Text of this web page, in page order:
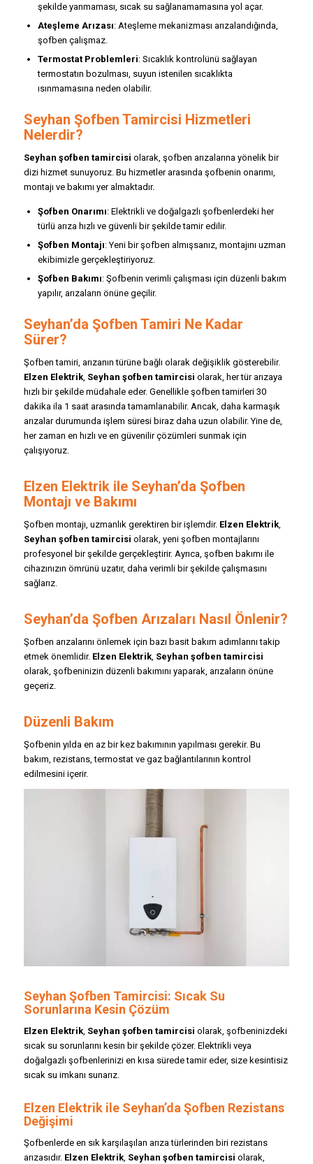
şekilde yanmaması, sıcak su sağlanamamasına yol açar.
Ateşleme Arızası: Ateşleme mekanizması arızalandığında,
şofben çalışmaz.
Termostat Problemleri: Sıcaklık kontrolünü sağlayan
termostatın bozulması, suyun istenilen sıcaklıkta
ısınmamasına neden olabilir.
Seyhan Şofben Tamircisi Hizmetleri
Nelerdir?
Seyhan şofben tamircisi olarak, şofben arızalarına yönelik bir
dizi hizmet sunuyoruz. Bu hizmetler arasında şofbenin onarımı,
montajı ve bakımı yer almaktadır.
Şofben Onarımı: Elektrikli ve doğalgazlı şofbenlerdeki her
türlü arıza hızlı ve güvenli bir şekilde tamir edilir.
Şofben Montajı: Yeni bir şofben almışsanız, montajını uzman
ekibimizle gerçekleştiriyoruz.
Şofben Bakımı: Şofbenin verimli çalışması için düzenli bakım
yapılır, arızaların önüne geçilir.
Seyhan’da Şofben Tamiri Ne Kadar
Sürer?
Şofben tamiri, arızanın türüne bağlı olarak değişiklik gösterebilir.
Elzen Elektrik, Seyhan şofben tamircisi olarak, her tür arızaya
hızlı bir şekilde müdahale eder. Genellikle şofben tamirleri 30
dakika ila 1 saat arasında tamamlanabilir. Ancak, daha karmaşık
arızalar durumunda işlem süresi biraz daha uzun olabilir. Yine de,
her zaman en hızlı ve en güvenilir çözümleri sunmak için
çalışıyoruz.
Elzen Elektrik ile Seyhan’da Şofben
Montajı ve Bakımı
Şofben montajı, uzmanlık gerektiren bir işlemdir. Elzen Elektrik,
Seyhan şofben tamircisi olarak, yeni şofben montajlarını
profesyonel bir şekilde gerçekleştirir. Ayrıca, şofben bakımı ile
cihazınızın ömrünü uzatır, daha verimli bir şekilde çalışmasını
sağlarız.
Seyhan’da Şofben Arızaları Nasıl Önlenir?
Şofben arızalarını önlemek için bazı basit bakım adımlarını takip
etmek önemlidir. Elzen Elektrik, Seyhan şofben tamircisi
olarak, şofbeninizin düzenli bakımını yaparak, arızaların önüne
geçeriz.
Düzenli Bakım
Şofbenin yılda en az bir kez bakımının yapılması gerekir. Bu
bakım, rezistans, termostat ve gaz bağlantılarının kontrol
edilmesini içerir.
Seyhan Şofben Tamircisi: Sıcak Su
Sorunlarına Kesin Çözüm
Elzen Elektrik, Seyhan şofben tamircisi olarak, şofbeninizdeki
sıcak su sorunlarını kesin bir şekilde çözer. Elektrikli veya
doğalgazlı şofbenlerinizi en kısa sürede tamir eder, size kesintisiz
sıcak su imkanı sunarız.
Elzen Elektrik ile Seyhan’da Şofben Rezistans
Değişimi
Şofbenlerde en sık karşılaşılan arıza türlerinden biri rezistans
arızasıdır. Elzen Elektrik, Seyhan şofben tamircisi olarak,